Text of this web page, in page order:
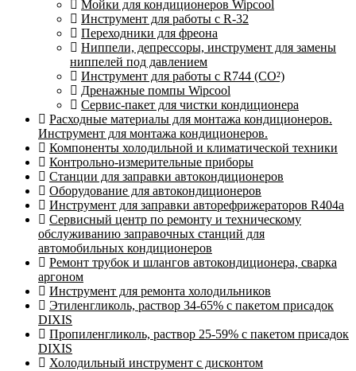
Мойки для кондиционеров Wipcool
Инструмент для работы с R-32
Переходники для фреона
Ниппели, депрессоры, инструмент для замены
ниппелей под давлением
Инструмент для работы с R744 (CO²)
Дренажные помпы Wipcool
Сервис-пакет для чистки кондиционера
Расходные материалы для монтажа кондиционеров.
Инструмент для монтажа кондиционеров.
Компоненты холодильной и климатической техники
Контрольно-измерительные приборы
Станции для заправки автокондиционеров
Оборудование для автокондиционеров
Инструмент для заправки авторефрижераторов R404a
Сервисный центр по ремонту и техническому
обслуживанию заправочных станций для
автомобильных кондиционеров
Ремонт трубок и шлангов автокондиционера, сварка
аргоном
Инструмент для ремонта холодильников
Этиленгликоль, раствор 34-65% с пакетом присадок
DIXIS
Пропиленгликоль, раствор 25-59% с пакетом присадок
DIXIS
Холодильный инструмент с дисконтом